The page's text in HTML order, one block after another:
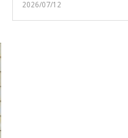
2026/07/12